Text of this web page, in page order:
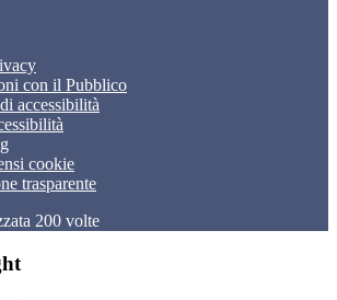
con il Pubblico
accessibilità
cookie
trasparente
200 volte